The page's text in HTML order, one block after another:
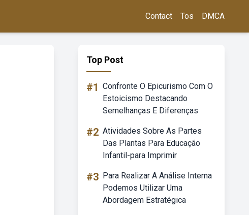
Contact Tos DMCA
Top Post
#1 Confronte O Epicurismo Com O
Estoicismo Destacando
Semelhanças E Diferenças
#2 Atividades Sobre As Partes
Das Plantas Para Educação
Infantil-para Imprimir
#3 Para Realizar A Análise Interna
Podemos Utilizar Uma
Abordagem Estratégica